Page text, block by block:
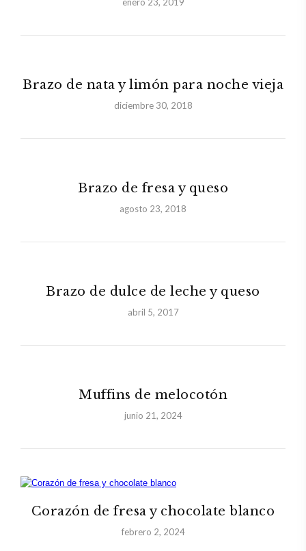
Brazo de nata y limón para noche vieja
diciembre 30, 2018
Brazo de fresa y queso
agosto 23, 2018
Brazo de dulce de leche y queso
abril 5, 2017
Muffins de melocotón
junio 21, 2024
Corazón de fresa y chocolate blanco
febrero 2, 2024